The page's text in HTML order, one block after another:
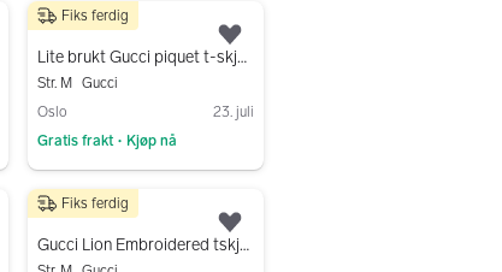
Legg til som favoritt.
4 900 kr
Lite brukt Gucci piquet t-skjorte i str. M. 4900kr. (RESERVERT)
Str. M
Gucci
Oslo
23. juli
Gratis frakt • Kjøp nå
Fiks ferdig
Legg til som favoritt.
3 000 kr
Gucci Lion Embroidered tskjorte sz M
Fiks ferdig